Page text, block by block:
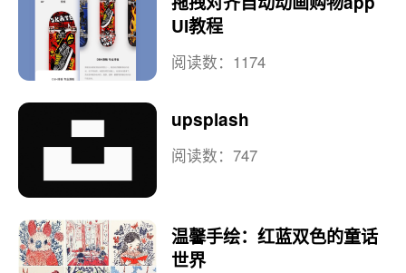
UI教程
阅读数：1174
upsplash
阅读数：747
温馨手绘：红蓝双色的童话
世界